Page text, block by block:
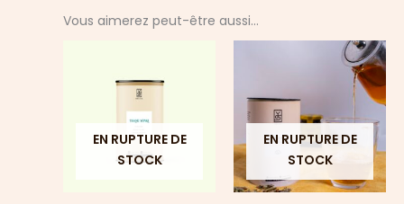
Vous aimerez peut-être aussi…
EN RUPTURE DE
STOCK
EN RUPTURE DE
STOCK